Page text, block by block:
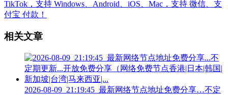
相关文章
2026-08-09_21:19:45_最新网络节点地址免费分享…不定